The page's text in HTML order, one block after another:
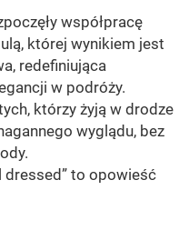
współpracę
której wynikiem jest
redefiniująca
w podróży.
którzy żyją w drodze
wyglądu, bez
dressed” to opowieść